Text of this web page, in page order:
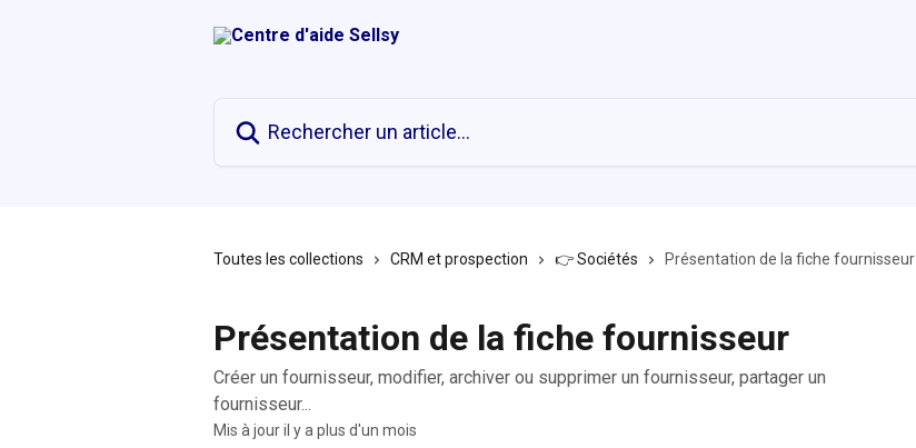
Toutes les collections CRM et prospection 👉 Sociétés Présentation de la fiche fournisseur
Présentation de la fiche fournisseur
Créer un fournisseur, modifier, archiver ou supprimer un fournisseur, partager un
fournisseur...
Mis à jour il y a plus d'un mois